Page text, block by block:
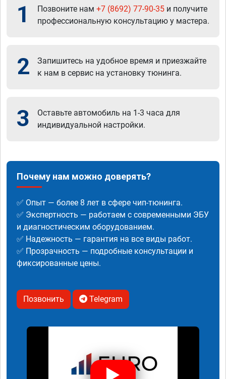
1 Позвоните нам +7 (8692) 77-90-35 и получите
профессиональную консультацию у мастера.
2
Запишитесь на удобное время и приезжайте
к нам в сервис на установку тюнинга.
3
Оставьте автомобиль на 1-3 часа для
индивидуальной настройки.
Почему нам можно доверять?
✅ Опыт — более 8 лет в сфере чип-тюнинга.
✅ Экспертность — работаем с современными ЭБУ
и диагностическим оборудованием.
✅ Надежность — гарантия на все виды работ.
✅ Прозрачность — подробные консультации и
фиксированные цены.
Позвонить Telegram